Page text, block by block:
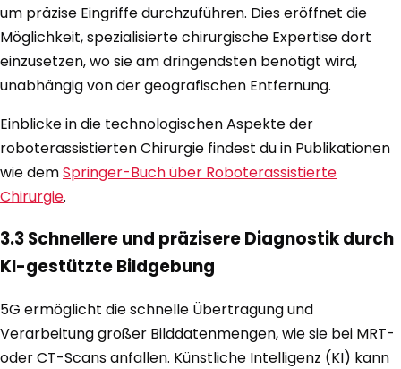
um präzise Eingriffe durchzuführen. Dies eröffnet die
Möglichkeit, spezialisierte chirurgische Expertise dort
einzusetzen, wo sie am dringendsten benötigt wird,
unabhängig von der geografischen Entfernung.
Einblicke in die technologischen Aspekte der
roboterassistierten Chirurgie findest du in Publikationen
wie demSpringer-Buch über Roboterassistierte
Chirurgie.
3.3 Schnellere und präzisere Diagnostik durch
KI-gestützte Bildgebung
5G ermöglicht die schnelle Übertragung und
Verarbeitung großer Bilddatenmengen, wie sie bei MRT-
oder CT-Scans anfallen. Künstliche Intelligenz (KI) kann